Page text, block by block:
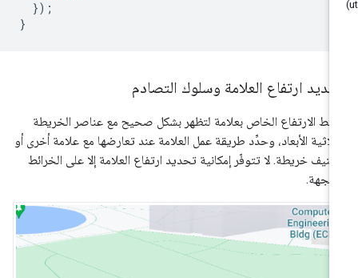
ارتفاع العلامة وسلوك التصادم
الارتفاع الخاص بعلامة لتظهر بشكل صحيح مع عناصر الخريطة
الأبعاد، وحدِّد طريقة عمل العلامة عند تعارضها مع علامة أخرى أو
خريطة. لا تتوفّر إمكانية تحديد ارتفاع العلامة إلا على الخرائط